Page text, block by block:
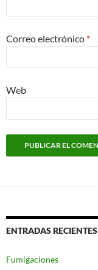
Correo electrónico *
Web
ENTRADAS RECIENTES
Fumigaciones